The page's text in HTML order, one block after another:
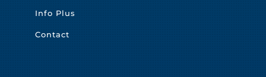
Info Plus
Contact